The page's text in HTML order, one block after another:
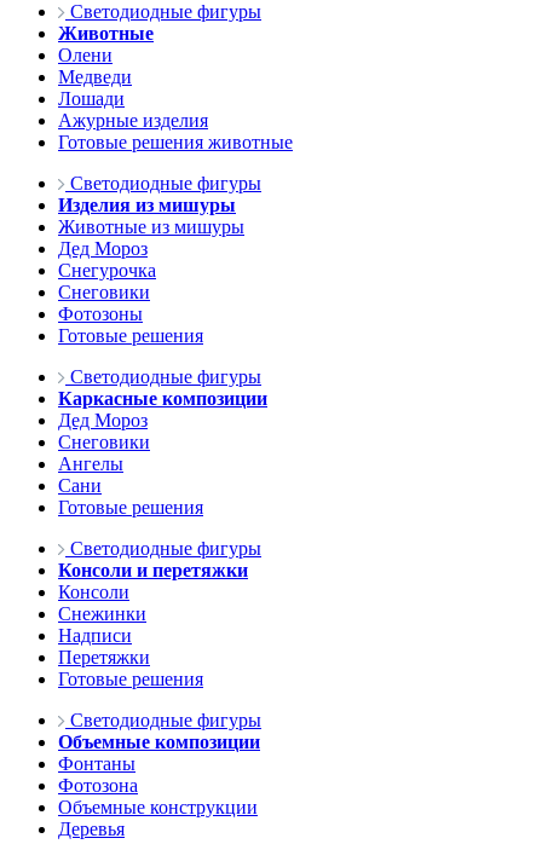
Светодиодные фигуры
Животные
Олени
Медведи
Лошади
Ажурные изделия
Готовые решения животные
Светодиодные фигуры
Изделия из мишуры
Животные из мишуры
Дед Мороз
Снегурочка
Снеговики
Фотозоны
Готовые решения
Светодиодные фигуры
Каркасные композиции
Дед Мороз
Снеговики
Ангелы
Сани
Готовые решения
Светодиодные фигуры
Консоли и перетяжки
Консоли
Снежинки
Надписи
Перетяжки
Готовые решения
Светодиодные фигуры
Объемные композиции
Фонтаны
Фотозона
Объемные конструкции
Деревья